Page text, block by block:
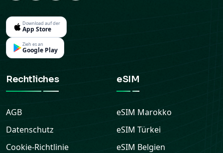
Download auf der
App Store
Zieh es an
Google Play
Rechtliches
AGB
Datenschutz
Cookie-Richtlinie
eSIM
eSIM Marokko
eSIM Türkei
eSIM Belgien